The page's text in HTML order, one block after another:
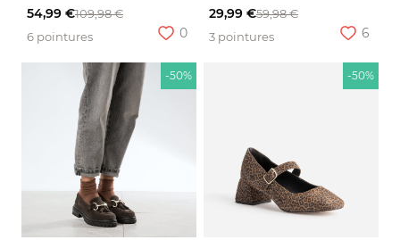
54,99 €109,98 €
6 pointures
0
29,99 €59,98 €
3 pointures
6
-50% -50%